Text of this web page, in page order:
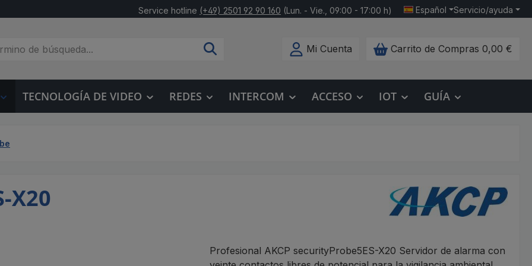
Service hotline (+49) 2501 92 90 160 (Lun. - Vie., 09:00 - 17:00 h) Español Servicio/ayuda
Mi Cuenta Carrito de Compras 0,00 €
TECNOLOGÍA DE VIDEO REDES INTERCOM ACCESO IOT GUÍA
X20
Profesional AKCP securityProbe5ES-X20 Servidor de alarma con